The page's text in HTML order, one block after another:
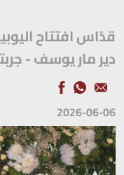
قدّاس افتتاح
دير مار يوسف -
2026-06-06